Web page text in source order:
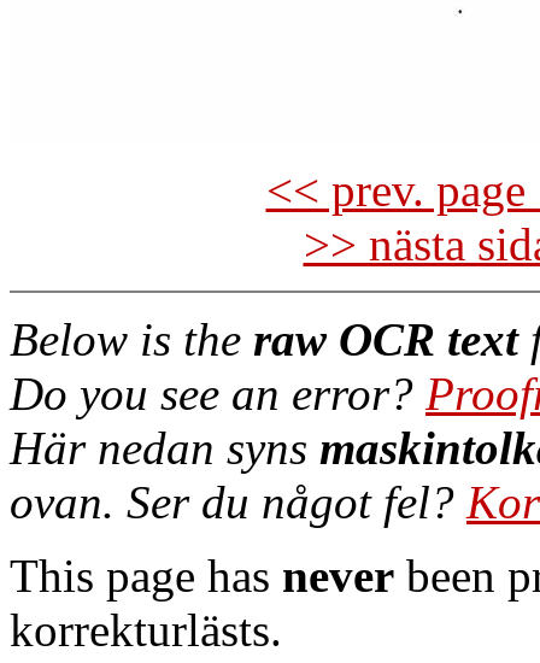
<< prev.
>> nästa
Below is the raw OCR text
Do you see an error?
Här nedan syns
ovan. Ser du något fel?
This page has never been
korrekturlästs.